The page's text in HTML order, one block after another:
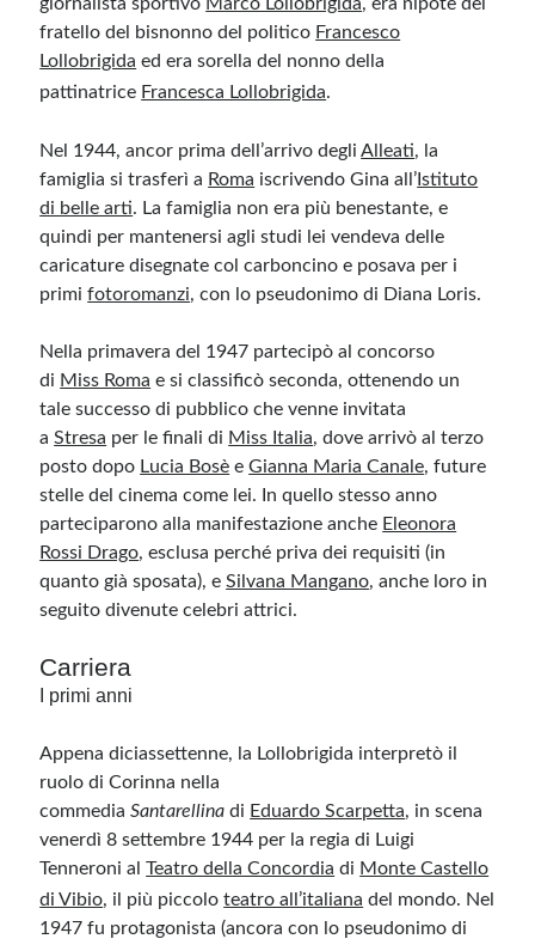
giornalista sportivo Marco Lollobrigida, era nipote del
fratello del bisnonno del politico Francesco
Lollobrigida ed era sorella del nonno della
pattinatrice Francesca Lollobrigida.
Nel 1944, ancor prima dell’arrivo degli Alleati, la
famiglia si trasferì a Roma iscrivendo Gina all’ Istituto
di belle arti. La famiglia non era più benestante, e
quindi per mantenersi agli studi lei vendeva delle
caricature disegnate col carboncino e posava per i
primi fotoromanzi, con lo pseudonimo di Diana Loris.
Nella primavera del 1947 partecipò al concorso
di Miss Roma e si classificò seconda, ottenendo un
tale successo di pubblico che venne invitata
a Stresa per le finali di Miss Italia, dove arrivò al terzo
posto dopo Lucia Bosè e Gianna Maria Canale, future
stelle del cinema come lei. In quello stesso anno
parteciparono alla manifestazione anche Eleonora
Rossi Drago, esclusa perché priva dei requisiti (in
quanto già sposata), e Silvana Mangano, anche loro in
seguito divenute celebri attrici.
Carriera
I primi anni
Appena diciassettenne, la Lollobrigida interpretò il
ruolo di Corinna nella
commedia Santarellina di Eduardo Scarpetta, in scena
venerdì 8 settembre 1944 per la regia di Luigi
Tenneroni al Teatro della Concordia di Monte Castello
di Vibio, il più piccolo teatro all’italiana del mondo. Nel
1947 fu protagonista (ancora con lo pseudonimo di